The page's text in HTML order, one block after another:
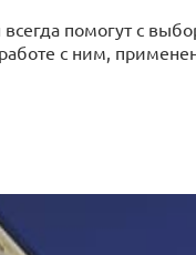
всегда помогут с
с ним,